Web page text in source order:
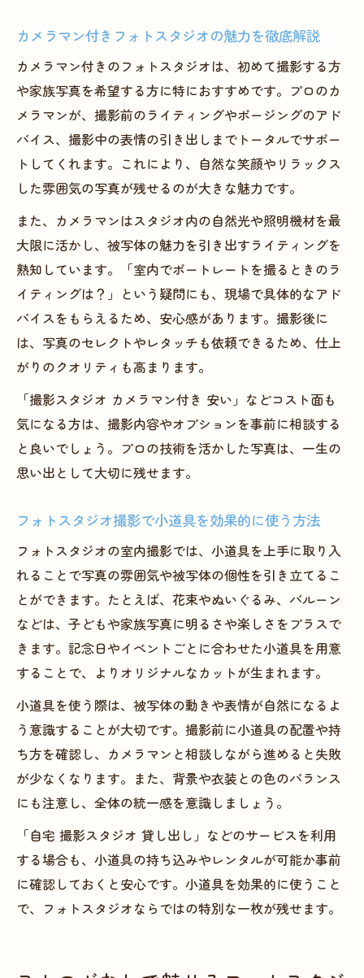
カメラマン付きフォトスタジオの魅力を徹底解説
カメラマン付きのフォトスタジオは、初めて撮影する方
や家族写真を希望する方に特におすすめです。プロのカ
メラマンが、撮影前のライティングやポージングのアド
バイス、撮影中の表情の引き出しまでトータルでサポー
トしてくれます。これにより、自然な笑顔やリラックス
した雰囲気の写真が残せるのが大きな魅力です。
また、カメラマンはスタジオ内の自然光や照明機材を最
大限に活かし、被写体の魅力を引き出すライティングを
熟知しています。「室内でポートレートを撮るときのラ
イティングは？」という疑問にも、現場で具体的なアド
バイスをもらえるため、安心感があります。撮影後に
は、写真のセレクトやレタッチも依頼できるため、仕上
がりのクオリティも高まります。
「撮影スタジオ カメラマン付き 安い」などコスト面も
気になる方は、撮影内容やオプションを事前に相談する
と良いでしょう。プロの技術を活かした写真は、一生の
思い出として大切に残せます。
フォトスタジオ撮影で小道具を効果的に使う方法
フォトスタジオの室内撮影では、小道具を上手に取り入
れることで写真の雰囲気や被写体の個性を引き立てるこ
とができます。たとえば、花束やぬいぐるみ、バルーン
などは、子どもや家族写真に明るさや楽しさをプラスで
きます。記念日やイベントごとに合わせた小道具を用意
することで、よりオリジナルなカットが生まれます。
小道具を使う際は、被写体の動きや表情が自然になるよ
う意識することが大切です。撮影前に小道具の配置や持
ち方を確認し、カメラマンと相談しながら進めると失敗
が少なくなります。また、背景や衣装との色のバランス
にも注意し、全体の統一感を意識しましょう。
「自宅 撮影スタジオ 貸し出し」などのサービスを利用
する場合も、小道具の持ち込みやレンタルが可能か事前
に確認しておくと安心です。小道具を効果的に使うこと
で、フォトスタジオならではの特別な一枚が残せます。